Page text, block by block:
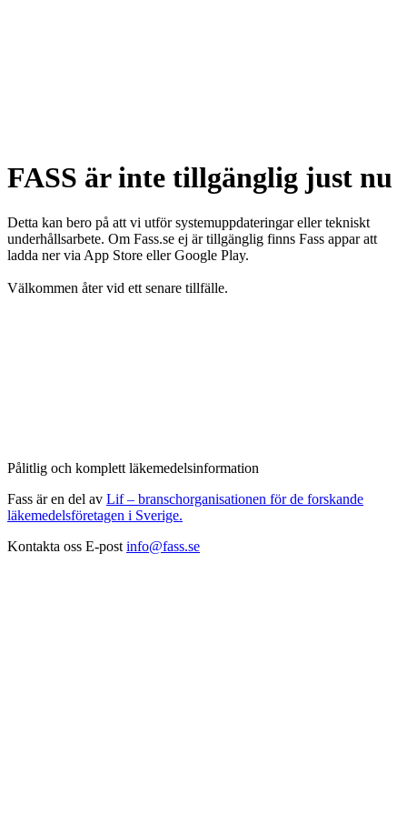
FASS är inte tillgänglig just nu
Detta kan bero på att vi utför systemuppdateringar eller tekniskt
underhållsarbete. Om Fass.se ej är tillgänglig finns Fass appar att
ladda ner via App Store eller Google Play.
Välkommen åter vid ett senare tillfälle.
Pålitlig och komplett läkemedelsinformation
Fass är en del av Lif – branschorganisationen för de forskande
läkemedelsföretagen i Sverige.
Kontakta oss E-post info@fass.se